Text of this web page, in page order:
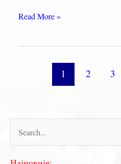
Алекса
Read More »
1 2 3
е